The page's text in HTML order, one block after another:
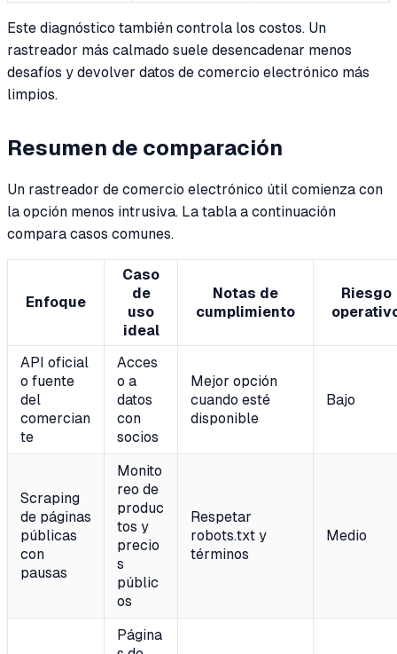
Este diagnóstico también controla los costos. Un
rastreador más calmado suele desencadenar menos
desafíos y devolver datos de comercio electrónico más
limpios.
Resumen de comparación
Un rastreador de comercio electrónico útil comienza con
la opción menos intrusiva. La tabla a continuación
compara casos comunes.
Enfoque
Caso
de
uso
ideal
Notas de
cumplimiento
Riesgo
API oficial
o fuente
del
comercian
te
Acces
o a
datos
con
socios
Mejor opción
cuando esté
disponible
Bajo
Scraping
de páginas
públicas
con
pausas
Monito
reo de
produc
tos y
precio
s
públic
os
Respetar
robots.txt y
términos
Medio
Página